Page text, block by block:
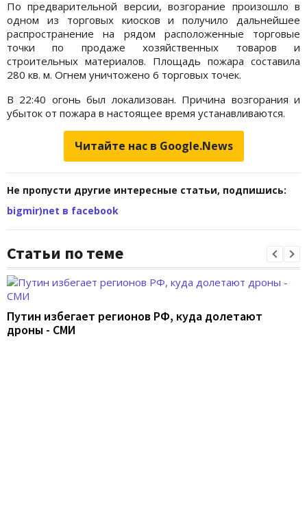
По предварительной версии, возгорание произошло в
одном из торговых киосков и получило дальнейшее
распространение на рядом расположенные торговые
точки по продаже хозяйственных товаров и
строительных материалов. Площадь пожара составила
280 кв. м. Огнем уничтожено 6 торговых точек.
В 22:40 огонь был локализован. Причина возгорания и
убыток от пожара в настоящее время устанавливаются.
Читайте нас в Google.News
Не пропусти другие интересные статьи, подпишись:
bigmir)net в facebook
Статьи по теме
Путин избегает регионов РФ, куда долетают
дроны - СМИ